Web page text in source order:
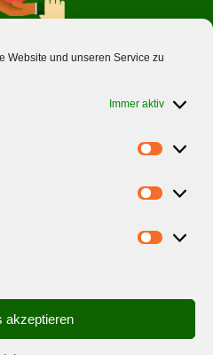
Website und unseren Service zu
Immer aktiv
Vorlieben
Statistiken
Marketing
akzeptieren